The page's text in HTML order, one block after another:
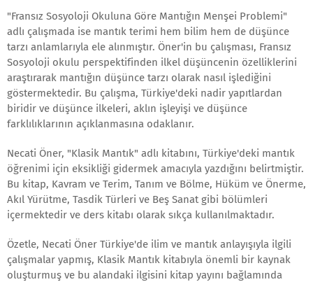
"Fransız Sosyoloji Okuluna Göre Mantığın Menşei Problemi"
adlı çalışmada ise mantık terimi hem bilim hem de düşünce
tarzı anlamlarıyla ele alınmıştır. Öner'in bu çalışması, Fransız
Sosyoloji okulu perspektifinden ilkel düşüncenin özelliklerini
araştırarak mantığın düşünce tarzı olarak nasıl işlediğini
göstermektedir. Bu çalışma, Türkiye'deki nadir yapıtlardan
biridir ve düşünce ilkeleri, aklın işleyişi ve düşünce
farklılıklarının açıklanmasına odaklanır.
Necati Öner, "Klasik Mantık" adlı kitabını, Türkiye'deki mantık
öğrenimi için eksikliği gidermek amacıyla yazdığını belirtmiştir.
Bu kitap, Kavram ve Terim, Tanım ve Bölme, Hüküm ve Önerme,
Akıl Yürütme, Tasdik Türleri ve Beş Sanat gibi bölümleri
içermektedir ve ders kitabı olarak sıkça kullanılmaktadır.
Özetle, Necati Öner Türkiye'de ilim ve mantık anlayışıyla ilgili
çalışmalar yapmış, Klasik Mantık kitabıyla önemli bir kaynak
oluşturmuş ve bu alandaki ilgisini kitap yayını bağlamında